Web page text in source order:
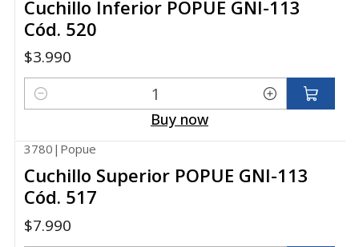
Cuchillo Inferior POPUE GNI-113
Cód. 520
$3.990
Quantity
Buy now
3780 | Popue
Cuchillo Superior POPUE GNI-113
Cód. 517
$7.990